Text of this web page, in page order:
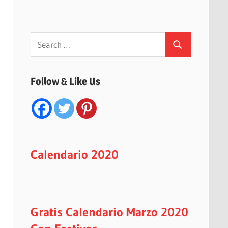
Search
for:
Search
Follow & Like Us
Calendario 2020
Gratis Calendario Marzo 2020